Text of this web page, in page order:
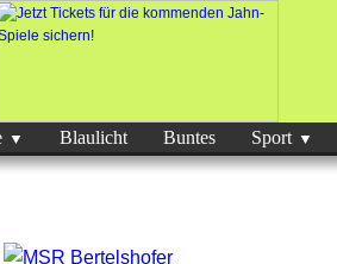
Blaulicht Buntes Sport